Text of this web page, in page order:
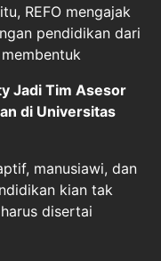
REFO mengajak
pendidikan dari
Jadi Tim Asesor
di Universitas
manusiawi, dan
kian tak
disertai